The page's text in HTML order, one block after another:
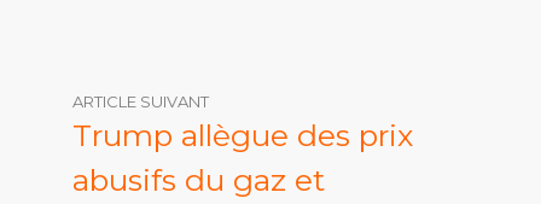
ARTICLE SUIVANT
Trump allègue des prix
abusifs du gaz et